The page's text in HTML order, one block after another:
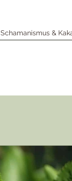
Schamanismus &